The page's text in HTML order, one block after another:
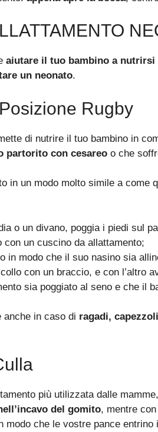
aiutare il tuo bambino a nutrirsi
un neonato.
Rugby
di nutrire il tuo bambino in
partorito con cesareo o che
in un modo molto simile a come
o un divano, poggia i piedi sul
con un cuscino da allattamento;
in modo che il suo nasino sia
con un braccio, e con l’altro
sia poggiato al seno e che il
anche in caso di ragadi,
più utilizzata dalle
del gomito, mentre
modo che le vostre pance